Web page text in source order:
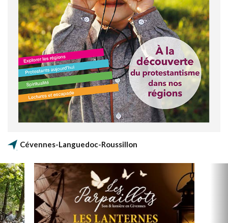
Cévennes-Languedoc-Roussillon